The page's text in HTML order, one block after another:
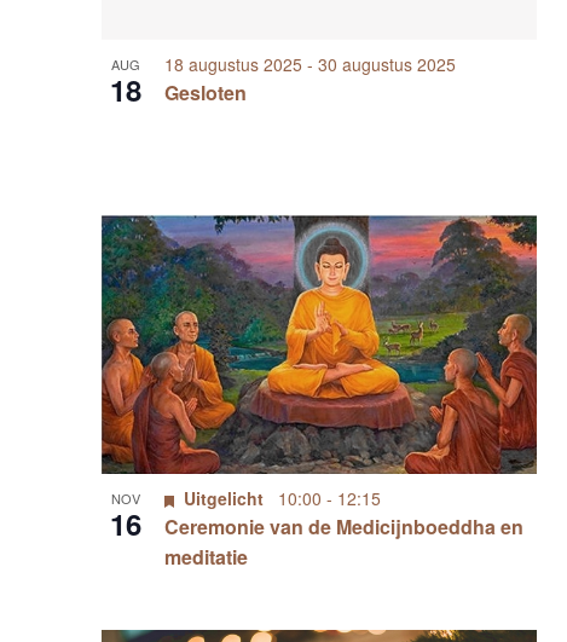
P
t
o
V
i
e
w
AUG
18 Gesloten
18 augustus 2025 - 30 augustus 2025
NOV
16
Ceremonie van de Medicijnboeddha en
meditatie
Uitgelicht 10:00 - 12:15